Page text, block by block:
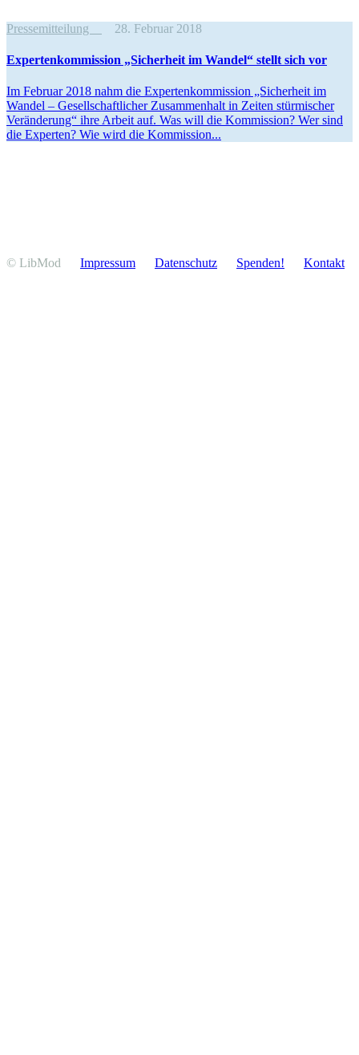
Pressemitteilung 28. Februar 2018
Exper­ten­kom­mission „Sicherheit im Wandel“ stellt sich vor
Im Februar 2018 nahm die Exper­ten­kom­mission „Sicherheit im
Wandel – Gesell­schaft­licher Zusam­menhalt in Zeiten stürmi­scher
Verän­derung“ ihre Arbeit auf. Was will die Kommission? Wer sind
die Experten? Wie wird die Kommission...
© LibMod Impressum Daten­schutz Spenden! Kontakt